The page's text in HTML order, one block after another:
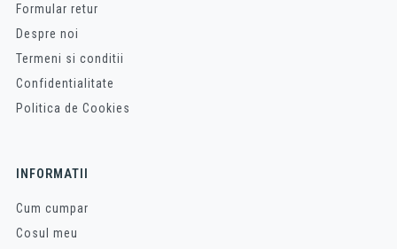
Formular retur
Despre noi
Termeni si conditii
Confidentialitate
Politica de Cookies
INFORMATII
Cum cumpar
Cosul meu